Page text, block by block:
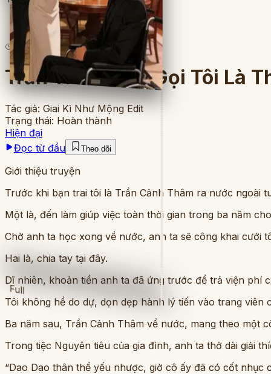
Full
5 lượt đọc 7chương
Trần Thiếu Gia, Gọi Tôi Là
Tác giả: Giai Kì Như Mộng Edit
Trạng thái: Hoàn thành
Hiện đại
Đọc từ đầu
Theo dõi
Giới thiệu truyện
Trước khi bạn trai tôi là Trần Cảnh Thâm ra nước ngoài
Một là, đến làm giúp việc toàn thời gian trong ba năm
Chờ anh ta học xong về nước, anh ta sẽ công khai cưới
Hai là, chia tay tại đây.
Dĩ nhiên, khoản tiền anh ta đã ứng trước để trả viện phí
Tôi không hề do dự, dọn dẹp hành lý tiến vào trang viên
Ba năm sau, Trần Cảnh Thâm về nước, mang theo một
Trong tiệc Nguyên tiêu của gia đình, anh ta thở dài giải
“Dao Dao thân thể yếu nhược, giờ cô ấy đã có cốt